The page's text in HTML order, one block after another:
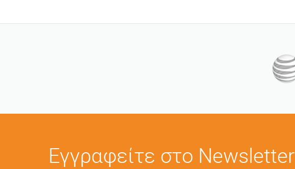
Εγγραφείτε στο Newsletter